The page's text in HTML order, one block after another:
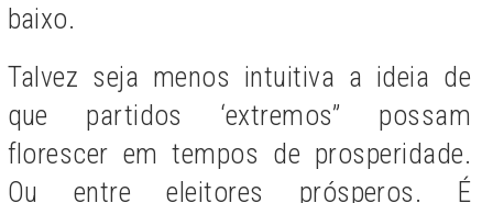
baixo.
Talvez seja menos intuitiva a ideia de
que partidos ‘extremos” possam
florescer em tempos de prosperidade.
Ou entre eleitores prósperos. É